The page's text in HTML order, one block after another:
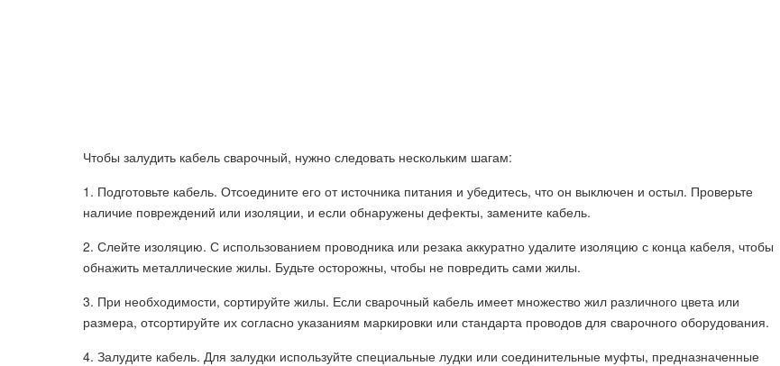
Чтобы залудить кабель сварочный, нужно следовать нескольким шагам:
1. Подготовьте кабель. Отсоедините его от источника питания и убедитесь, что он выключен и остыл. Проверьте
наличие повреждений или изоляции, и если обнаружены дефекты, замените кабель.
2. Слейте изоляцию. С использованием проводника или резака аккуратно удалите изоляцию с конца кабеля, чтобы
обнажить металлические жилы. Будьте осторожны, чтобы не повредить сами жилы.
3. При необходимости, сортируйте жилы. Если сварочный кабель имеет множество жил различного цвета или
размера, отсортируйте их согласно указаниям маркировки или стандарта проводов для сварочного оборудования.
4. Залудите кабель. Для залудки используйте специальные лудки или соединительные муфты, предназначенные